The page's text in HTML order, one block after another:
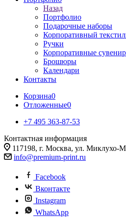
Назад
Портфолио
Подарочные наборы
Корпоративный
Ручки
Корпоративные
Брошюры
Календари
Контакты
Корзина0
Отложенные0
+7 495 363-87-53
Контактная информация
117198, г. Москва, ул. Миклухо-
info@premium-print.ru
Facebook
Вконтакте
Instagram
WhatsApp